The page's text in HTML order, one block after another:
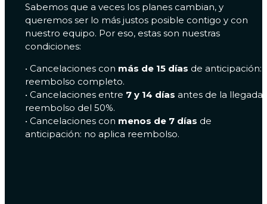
Sabemos que a veces los planes cambian, y
queremos ser lo más justos posible contigo y con
nuestro equipo. Por eso, estas son nuestras
condiciones:
•⁠ ⁠Cancelaciones con más de 15 días de anticipación:
reembolso completo.
•⁠ ⁠Cancelaciones entre 7 y 14 días antes de la llegada:
reembolso del 50%.
•⁠ ⁠Cancelaciones con menos de 7 días de
anticipación: no aplica reembolso.